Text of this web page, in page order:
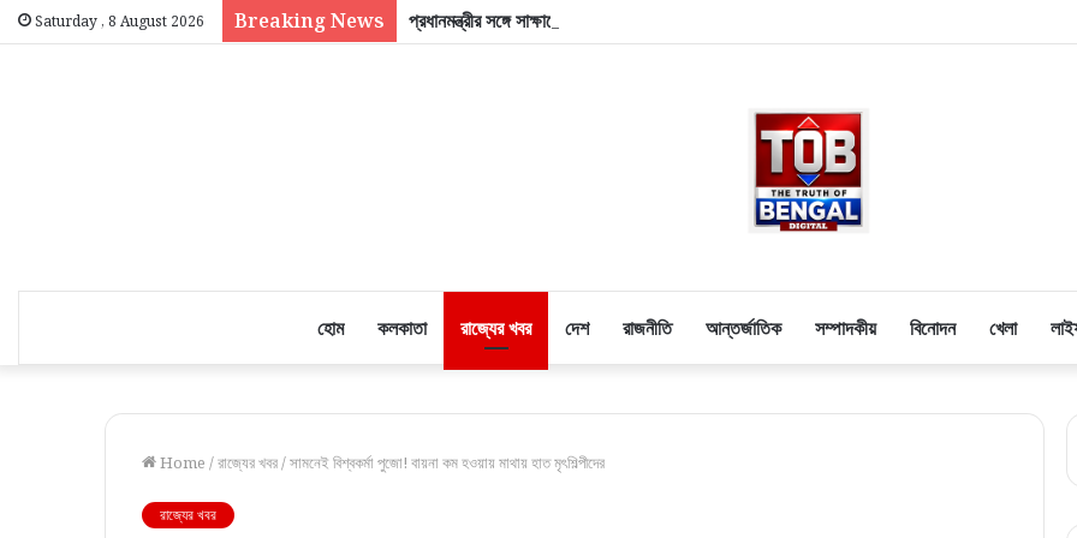
Saturday , 8 August 2026 Breaking News প্রধানমন্ত্রীর সঙ্গে সাক্ষাতের পরেই শনিবার নবান্নে আবু তাহের-খলিলুর: মুখ্যমন্ত্রীর দুয়ারে দুই সাংসদ, চর্চায় ভোটার
হোম কলকাতা রাজ্যের খবর দেশ রাজনীতি আন্তর্জাতিক সম্পাদকীয় বিনোদন খেলা
Home /রাজ্যের খবর/সামনেই বিশ্বকর্মা পুজো! বায়না কম হওয়ায় মাথায় হাত মৃৎশিল্পীদের
রাজ্যের খবর